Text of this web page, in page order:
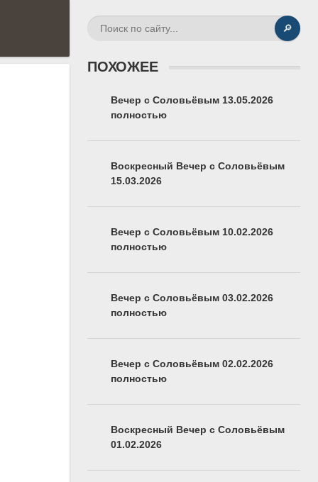
🔎
ПОХОЖЕЕ
Вечер с Соловьёвым 13.05.2026
полностью
Воскресный Вечер с Соловьёвым
15.03.2026
Вечер с Соловьёвым 10.02.2026
полностью
Вечер с Соловьёвым 03.02.2026
полностью
Вечер с Соловьёвым 02.02.2026
полностью
Воскресный Вечер с Соловьёвым
01.02.2026